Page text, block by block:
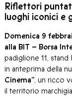
Riflettori
luoghi iconici e
Domenica 9
alla BIT – Borsa
padiglione 11,
in anteprima della
Cinema”, un ricco
il territorio